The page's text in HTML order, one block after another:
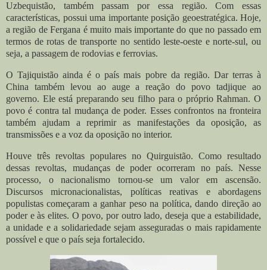
Uzbequistão, também passam por essa região. Com essas
características, possui uma importante posição geoestratégica. Hoje,
a região de Fergana é muito mais importante do que no passado em
termos de rotas de transporte no sentido leste-oeste e norte-sul, ou
seja, a passagem de rodovias e ferrovias.
O Tajiquistão ainda é o país mais pobre da região. Dar terras à
China também levou ao auge a reação do povo tadjique ao
governo. Ele está preparando seu filho para o próprio Rahman. O
povo é contra tal mudança de poder. Esses confrontos na fronteira
também ajudam a reprimir as manifestações da oposição, as
transmissões e a voz da oposição no interior.
Houve três revoltas populares no Quirguistão. Como resultado
dessas revoltas, mudanças de poder ocorreram no país. Nesse
processo, o nacionalismo tornou-se um valor em ascensão.
Discursos micronacionalistas, políticas reativas e abordagens
populistas começaram a ganhar peso na política, dando direção ao
poder e às elites. O povo, por outro lado, deseja que a estabilidade,
a unidade e a solidariedade sejam asseguradas o mais rapidamente
possível e que o país seja fortalecido.